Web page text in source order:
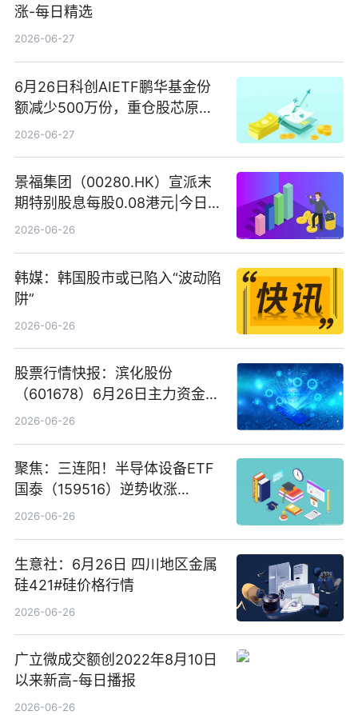
涨-每日精选
2026-06-27
6月26日科创AIETF鹏华基金份
额减少500万份，重仓股芯原股
份、寒武纪、澜起科技 观速讯
2026-06-27
景福集团（00280.HK）宣派末
期特别股息每股0.08港元|今日快
看
2026-06-26
韩媒：韩国股市或已陷入“波动陷
阱”
2026-06-26
股票行情快报：滨化股份
（601678）6月26日主力资金净
卖出5964.34万元
2026-06-26
聚焦：三连阳！半导体设备ETF
国泰（159516）逆势收涨
3.5%，近10日累计净流入超65
2026-06-26
生意社：6月26日 四川地区金属
硅421#硅价格行情
2026-06-26
广立微成交额创2022年8月10日
以来新高-每日播报
2026-06-26